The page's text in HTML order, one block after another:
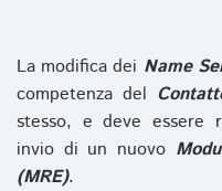
La modifica dei Name
competenza del
stesso, e deve essere
invio di un nuovo
(MRE).